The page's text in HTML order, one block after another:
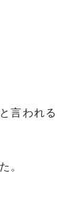
言われる
。